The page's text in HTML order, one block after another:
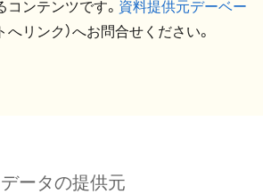
ンテンツです。 資料提供元デーベー
へリンク）へお問合せください。
データの提供元